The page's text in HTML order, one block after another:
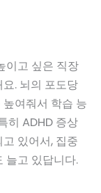
이고 싶은 직장
. 뇌의 포도당
여줘서 학습 능
히 ADHD 증상
있어서, 집중
늘고 있답니다.